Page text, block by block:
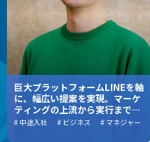
巨大プラットフォームLINEを軸
に、幅広い提案を実現。マーケ
ティングの上流から実行まで携
わる仕事のやりがい
# 中途入社 # ビジネス # マネジャー